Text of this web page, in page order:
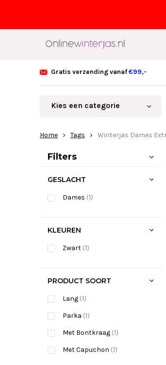
Gratis verzending vanaf€99,-
Kies een categorie
Home Tags Winterjas Dames
Sorteren op:
Filters
GESLACHT
Dames (1)
KLEUREN
Zwart (1)
PRODUCT SOORT
Lang (1)
Parka (1)
Met Bontkraag (1)
Met Capuchon (1)